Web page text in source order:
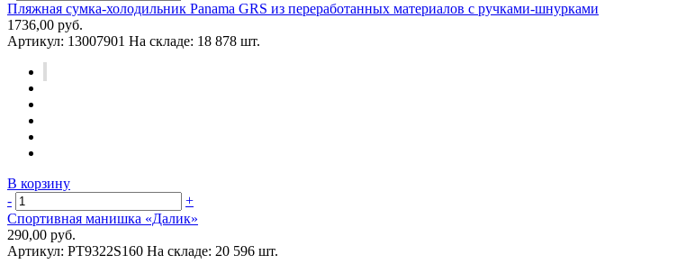
Пляжная сумка-холодильник Panama GRS из переработанных материалов с ручками-шнурками
1736,00 руб.
Артикул: 13007901 На складе: 18 878 шт.
В корзину
-
+
Спортивная манишка «Далик»
290,00 руб.
Артикул: PT9322S160 На складе: 20 596 шт.